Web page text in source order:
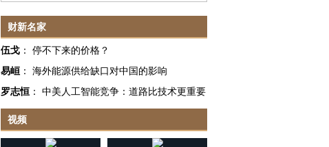
财新名家
伍戈 ： 停不下来的价格？
易峘 ： 海外能源供给缺口对中国的影响
罗志恒 ： 中美人工智能竞争：道路比技术更重要
视频